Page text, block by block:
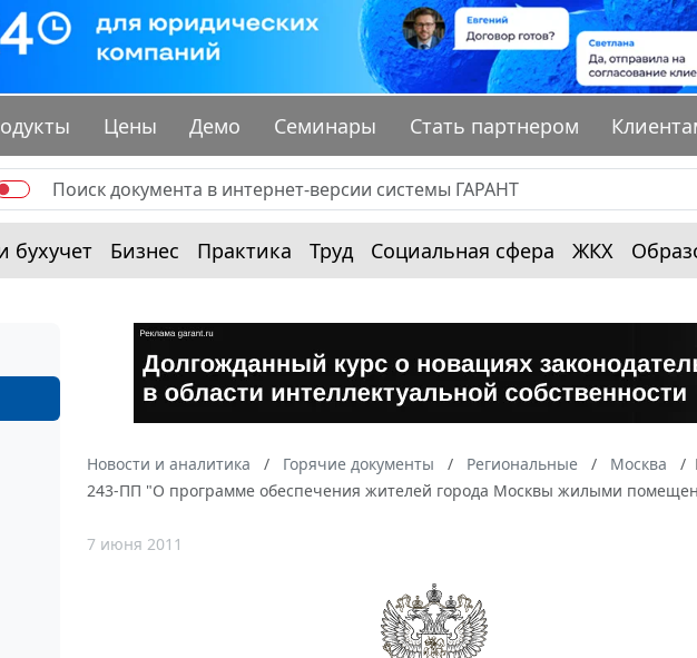
Цены Демо Семинары Стать партнером
бухучет Бизнес Практика Труд Социальная сфера ЖКХ
Новости и аналитика Горячие документы Региональные Москва
243-ПП "О программе обеспечения жителей города Москвы жилыми
7 июня 2011